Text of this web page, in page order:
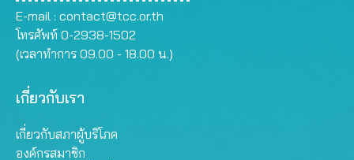
E-mail : contact@tcc.or.th
โทรศัพท์ 0-2938-1502
(เวลาทำการ 09.00 - 18.00 น.)
เกี่ยวกับเรา
เกี่ยวกับสภาผู้บริโภค
องค์กรสมาชิก